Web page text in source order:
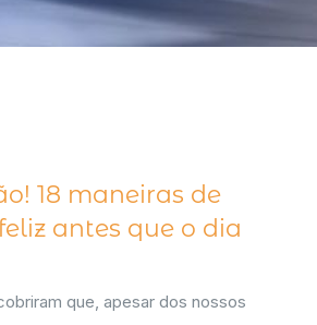
18 maneiras de
antes que o dia
que, apesar dos nossos